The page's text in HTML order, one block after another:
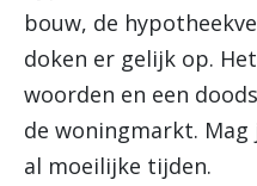
bouw, de
doken er gelijk op.
woorden en een
de woningmarkt.
al moeilijke tijden.